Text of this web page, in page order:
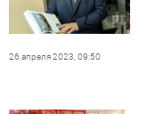
26 апреля 2023, 09:50